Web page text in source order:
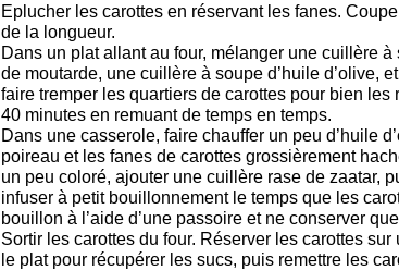
Eplucher les carottes en réservant les fanes.
de la longueur.
Dans un plat allant au four, mélanger une cuillère
de moutarde, une cuillère à soupe d’huile d’olive,
faire tremper les quartiers de carottes pour bien les
40 minutes en remuant de temps en temps.
Dans une casserole, faire chauffer un peu d’huile
poireau et les fanes de carottes grossièrement
un peu coloré, ajouter une cuillère rase de zaatar,
infuser à petit bouillonnement le temps que les
bouillon à l’aide d’une passoire et ne conserver
Sortir les carottes du four. Réserver les carottes
le plat pour récupérer les sucs, puis remettre les